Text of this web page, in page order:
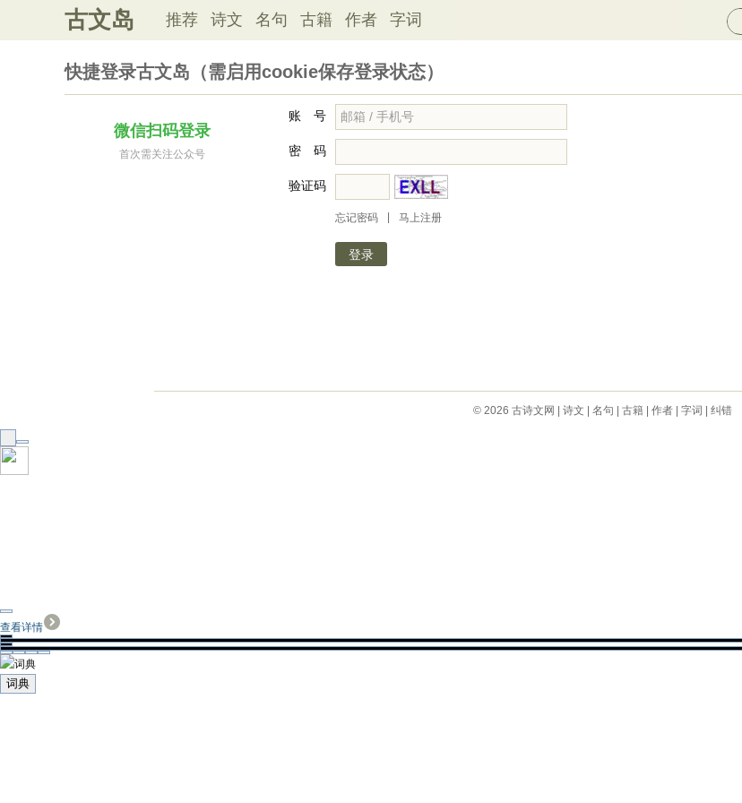
古文岛 推荐 诗文 名句 古籍 作者 字词
快捷登录古文岛（需启用cookie保存登录状态）
微信扫码登录
首次需关注公众号
账 号
密 码
验证码
忘记密码 马上注册
© 2026 古诗文网 诗文 名句 古籍| 作者| 字词 纠错
查看详情
词典